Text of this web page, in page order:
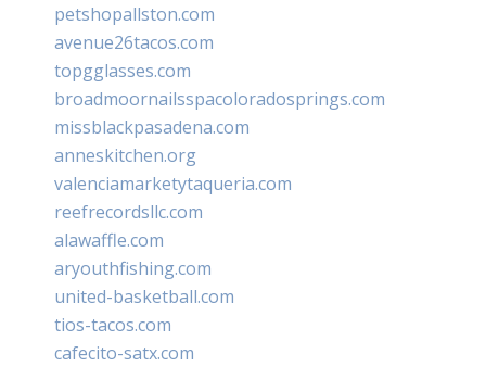
petshopallston.com
avenue26tacos.com
topgglasses.com
broadmoornailsspacoloradosprings.com
missblackpasadena.com
anneskitchen.org
valenciamarketytaqueria.com
reefrecordsllc.com
alawaffle.com
aryouthfishing.com
united-basketball.com
tios-tacos.com
cafecito-satx.com